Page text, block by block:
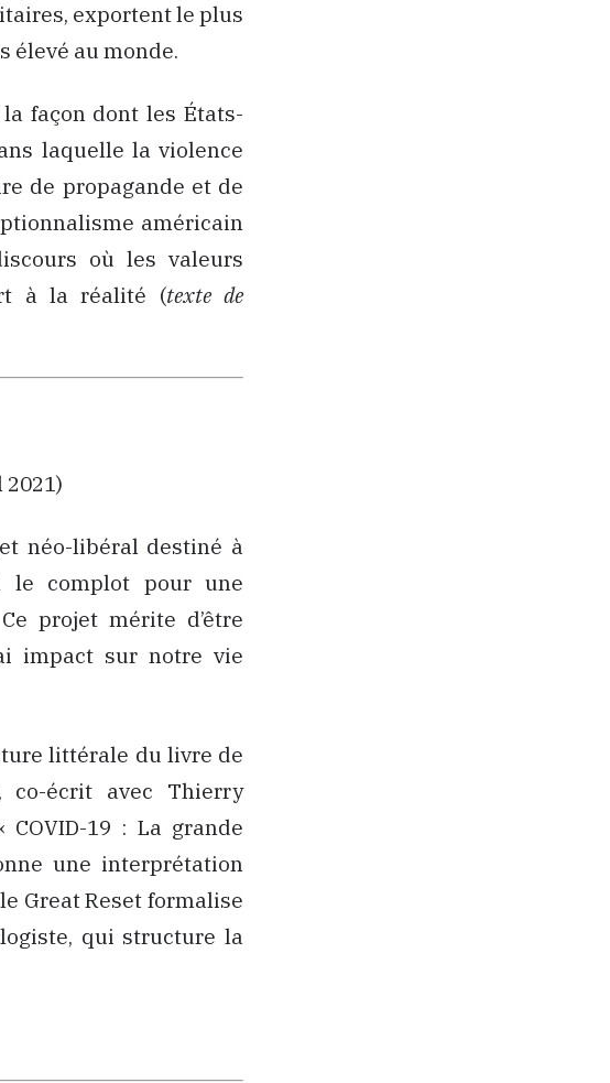
exportent le plus
élevé au monde.
façon dont les États-
laquelle la violence
de propagande et de
américain
où les valeurs
à la réalité (texte de
2021)
néo-libéral destiné à
le complot pour une
projet mérite d’être
impact sur notre vie
littérale du livre de
co-écrit avec Thierry
19 : La grande
une interprétation
Great Reset formalise
qui structure la